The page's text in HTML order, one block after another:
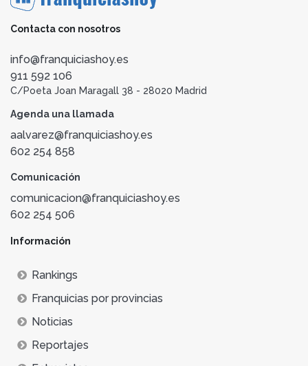
Contacta con nosotros
info@franquiciashoy.es
911 592 106
C/Poeta Joan Maragall 38 - 28020 Madrid
Agenda una llamada
aalvarez@franquiciashoy.es
602 254 858
Comunicación
comunicacion@franquiciashoy.es
602 254 506
Información
Rankings
Franquicias por provincias
Noticias
Reportajes